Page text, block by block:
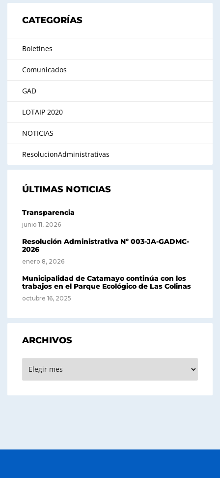
CATEGORÍAS
Boletines
Comunicados
GAD
LOTAIP 2020
NOTICIAS
ResolucionAdministrativas
ÚLTIMAS NOTICIAS
Transparencia
junio 11, 2026
Resolución Administrativa Nº 003-JA-GADMC-
2026
enero 8, 2026
Municipalidad de Catamayo continúa con los
trabajos en el Parque Ecológico de Las Colinas
octubre 16, 2025
ARCHIVOS